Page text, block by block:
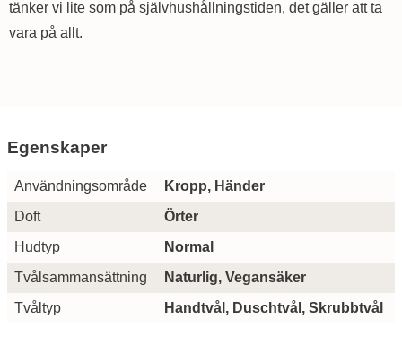
tänker vi lite som på självhushållningstiden, det gäller att ta
vara på allt.
Egenskaper
Egenskaper/attribut för denna produkt
Attribut Värde
Användningsområde
Kropp, Händer
Doft
Örter
Hudtyp
Normal
Tvålsammansättning
Naturlig, Vegansäker
Tvåltyp
Handtvål, Duschtvål, Skrubbtvål